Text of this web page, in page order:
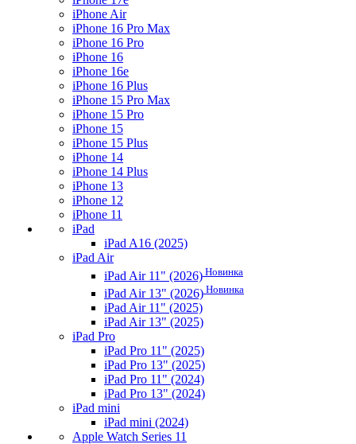
iPhone Air
iPhone 16 Pro Max
iPhone 16 Pro
iPhone 16
iPhone 16e
iPhone 16 Plus
iPhone 15 Pro Max
iPhone 15 Pro
iPhone 15
iPhone 15 Plus
iPhone 14
iPhone 14 Plus
iPhone 13
iPhone 12
iPhone 11
iPad
iPad A16 (2025)
iPad Air
iPad Air 11" (2026) Новинка
iPad Air 13" (2026) Новинка
iPad Air 11" (2025)
iPad Air 13" (2025)
iPad Pro
iPad Pro 11" (2025)
iPad Pro 13" (2025)
iPad Pro 11" (2024)
iPad Pro 13" (2024)
iPad mini
iPad mini (2024)
Apple Watch Series 11